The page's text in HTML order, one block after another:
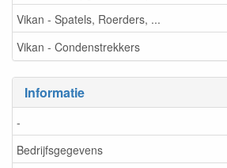
Vikan - Spatels, Roerders, ...
Vikan - Condenstrekkers
Informatie
-
Bedrijfsgegevens